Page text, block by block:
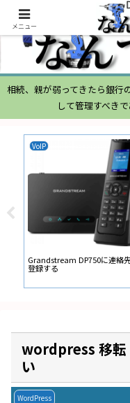
相続、親が弱ってきたら銀行
して管理すべき
VoIP
Grandstream DP750に連絡
登録する
wordpress 移
い
WordPress
メニュー